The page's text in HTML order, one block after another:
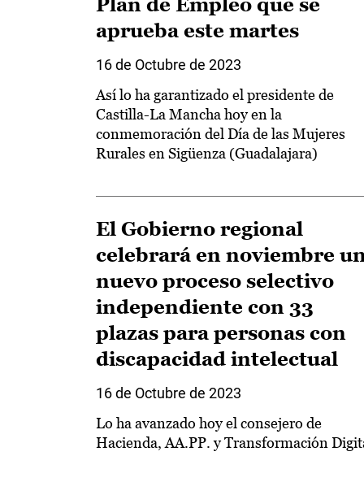
aprueba este martes
16 de Octubre de 2023
Así lo ha garantizado el presidente de
Castilla-La Mancha hoy en la
conmemoración del Día de las Mujeres
Rurales en Sigüenza (Guadalajara)
El Gobierno regional
celebrará en noviembre
nuevo proceso selectivo
independiente con 33
plazas para personas con
discapacidad intelectual
16 de Octubre de 2023
Lo ha avanzado hoy el consejero de
Hacienda, AA.PP. y Transformación